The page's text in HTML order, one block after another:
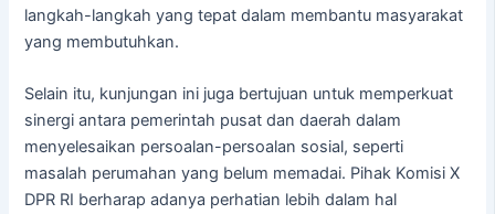
langkah-langkah yang tepat dalam membantu masyarakat
yang membutuhkan.
Selain itu, kunjungan ini juga bertujuan untuk memperkuat
sinergi antara pemerintah pusat dan daerah dalam
menyelesaikan persoalan-persoalan sosial, seperti
masalah perumahan yang belum memadai. Pihak Komisi X
DPR RI berharap adanya perhatian lebih dalam hal